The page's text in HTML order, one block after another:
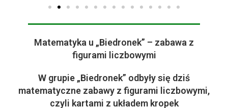
Matematyka u „Biedronek” – zabawa z
figurami liczbowymi
W grupie „Biedronek” odbyły się dziś
matematyczne zabawy z figurami liczbowymi,
czyli kartami z układem kropek